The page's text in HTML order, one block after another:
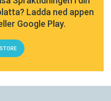
Ladda ned appen
Google Play.